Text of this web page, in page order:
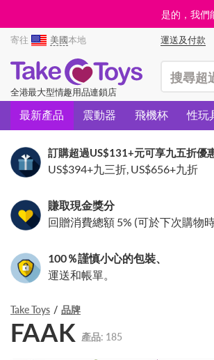
是的，我們
寄往 美國本地 運送及付款
全港最大型情趣用品連鎖店
最新產品 震動器 飛機杯 性玩
訂購超過US$131+元可享九五折優
US$394+九三折, US$656+九折
賺取現金獎分
回贈消費總額 5% (可於下次購物
100％謹慎小心的包裝、
運送和帳單。
Take Toys 品牌
FAAK 產品: 185